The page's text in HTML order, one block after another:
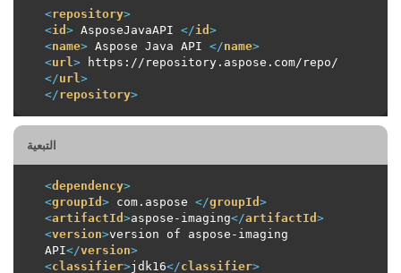
<repository>
<id > AsposeJavaAPI </id >
<name> Aspose Java API </name>
<url >
</url >
</repository>
التبعية
<dependency>
<groupId > com.aspose </groupId >
<artifactId >aspose-imaging</artifactId >
<version>version of aspose-imaging
API</version>
<classifier>jdk16</classifier>